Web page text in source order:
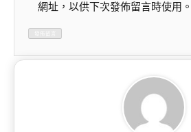
網址，以供下次發佈留言時使用。